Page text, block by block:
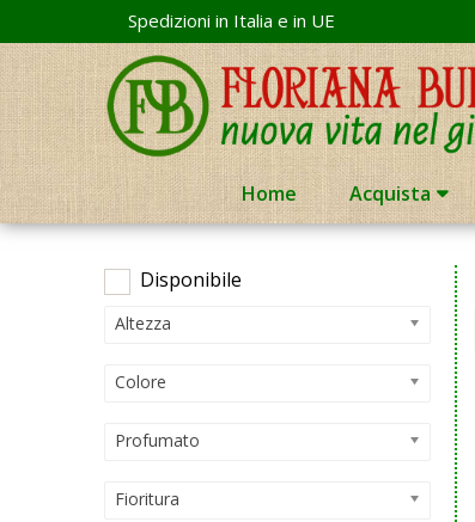
to
content
Spedizioni in Italia e in UE
Home Acquista
Disponibile
Altezza
Colore
Profumato
Fioritura